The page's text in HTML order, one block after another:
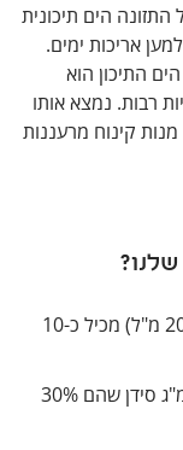
התזונה הים תיכונית
אריכות ימים.
התיכון הוא
רבות. נמצא אותו
קינוח מרעננות
הוא עשיר בחלבון ודל בשומן. גביע יוגורט (200 מ"ל) מכיל כ-10
הוא עשיר בסידן – גביע יוגורט מכיל כ-300 מ"ג סידן שהם 30%